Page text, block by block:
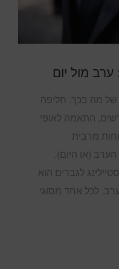
מול יום
של מה בכך. חליפה
התאמה לאופי
מרבית
(או היום).
לגברים הוא
לכל אחד מסוגי